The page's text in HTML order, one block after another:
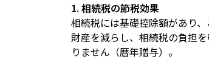
1. 相続税の節税効果
相続税には基礎控除額があり
財産を減らし、相続税の負担
りません（暦年贈与）。